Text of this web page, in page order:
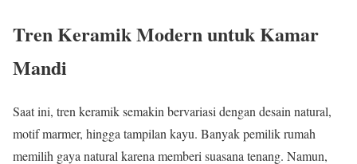
Tren Keramik Modern untuk Kamar
Mandi
Saat ini, tren keramik semakin bervariasi dengan desain natural,
motif marmer, hingga tampilan kayu. Banyak pemilik rumah
memilih gaya natural karena memberi suasana tenang. Namun,